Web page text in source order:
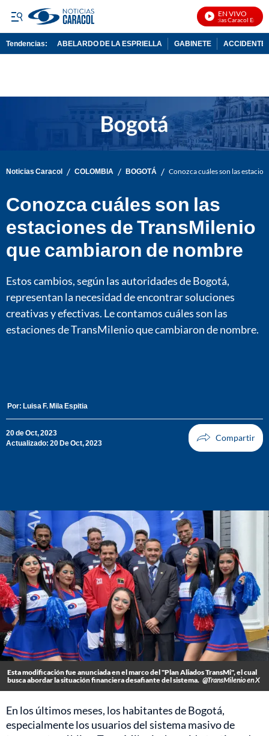
EN VIVO
Noticias Caracol En Vivo
Tendencias: ABELARDO DE LA ESPRIELLA GABINETE ACCIDENTE
Noticias Caracol / COLOMBIA / BOGOTÁ / Conozca cuáles son las
Conozca cuáles son las
estaciones de TransMilenio
que cambiaron de nombre
Estos cambios, según las autoridades de Bogotá,
representan la necesidad de encontrar soluciones
creativas y efectivas. Le contamos cuáles son las
estaciones de TransMilenio que cambiaron de nombre.
Por: Luisa F. Mila Espitia
20 de Oct, 2023
Actualizado: 20 De Oct, 2023
Esta modificación fue anunciada en el marco del "Plan Aliados TransMi", el cual
busca abordar la situación financiera desafiante del sistema. @TransMilenio en X
En los últimos meses, los habitantes de Bogotá,
especialmente los usuarios del sistema masivo de